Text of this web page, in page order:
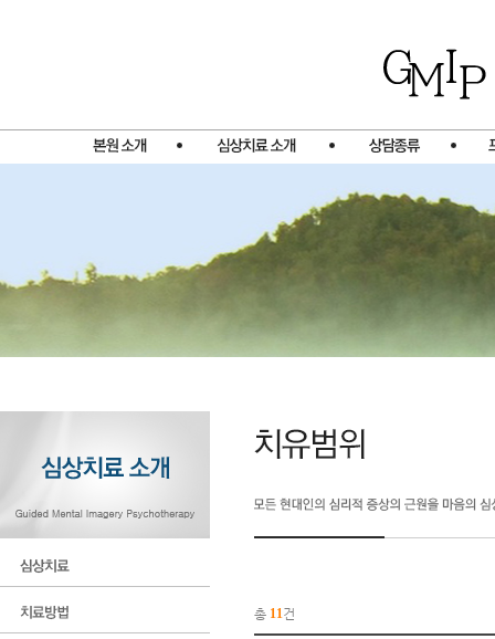
총 11건